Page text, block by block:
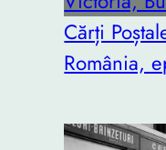
Cărți
România,